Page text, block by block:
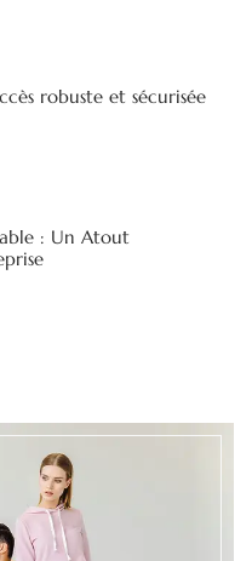
robuste et sécurisée
: Un Atout